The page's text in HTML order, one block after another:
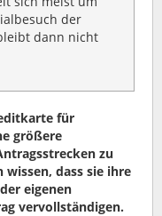
der
dann nicht
für
größere
zu
dass sie ihre
eigenen
vervollständigen.